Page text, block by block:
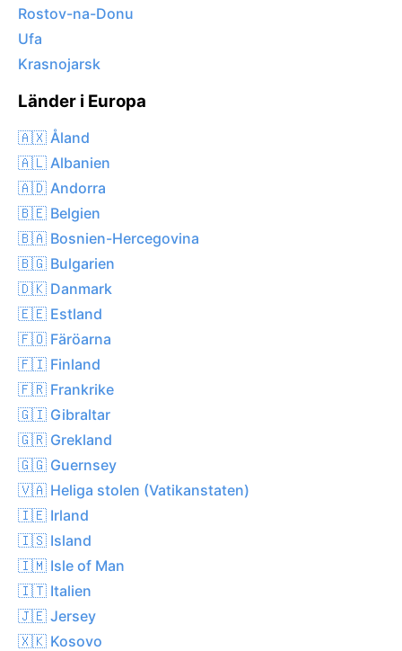
Rostov-na-Donu
Ufa
Krasnojarsk
Länder i Europa
🇦🇽 Åland
🇦🇱 Albanien
🇦🇩 Andorra
🇧🇪 Belgien
🇧🇦 Bosnien-Hercegovina
🇧🇬 Bulgarien
🇩🇰 Danmark
🇪🇪 Estland
🇫🇴 Färöarna
🇫🇮 Finland
🇫🇷 Frankrike
🇬🇮 Gibraltar
🇬🇷 Grekland
🇬🇬 Guernsey
🇻🇦 Heliga stolen (Vatikanstaten)
🇮🇪 Irland
🇮🇸 Island
🇮🇲 Isle of Man
🇮🇹 Italien
🇯🇪 Jersey
🇽🇰 Kosovo